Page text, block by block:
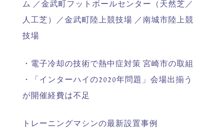
ム ／金武町フットボールセンター（天然芝／
人工芝）／金武町陸上競技場 ／南城市陸上競
技場
・電子冷却の技術で熱中症対策 宮崎市の取組
・「インターハイの2020年問題」会場出揃う
が開催経費は不足
トレーニングマシンの最新設置事例